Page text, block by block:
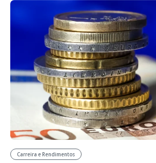
Carreira e Rendimentos